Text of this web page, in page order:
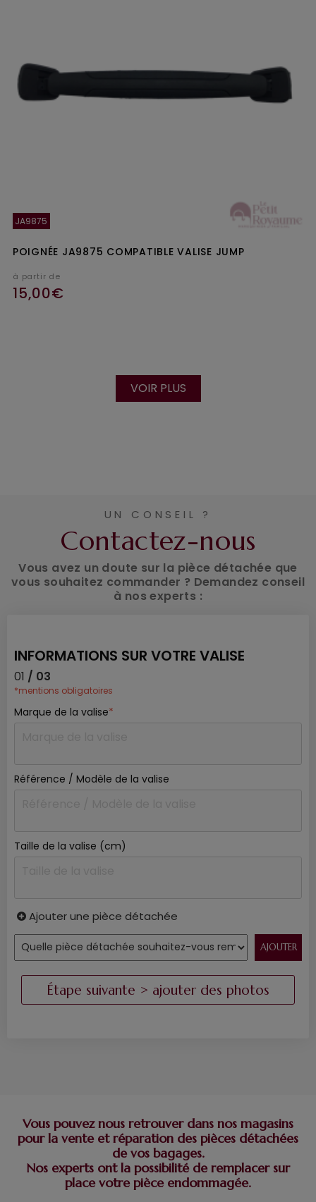
JA9875
POIGNÉE JA9875 COMPATIBLE VALISE JUMP
à partir de
15,00€
VOIR PLUS
UN CONSEIL ?
Contactez-nous
Vous avez un doute sur la pièce détachée que
vous souhaitez commander ? Demandez conseil
à nos experts :
INFORMATIONS SUR VOTRE VALISE
01 / 03
*mentions obligatoires
Marque de la valise*
Référence / Modèle de la valise
Taille de la valise (cm)
Ajouter une pièce détachée
Vous pouvez nous retrouver dans nos magasins
pour la vente et réparation des pièces détachées
de vos bagages.
Nos experts ont la possibilité de remplacer sur
place votre pièce endommagée.